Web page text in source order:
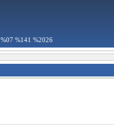
%07 %141 %2026